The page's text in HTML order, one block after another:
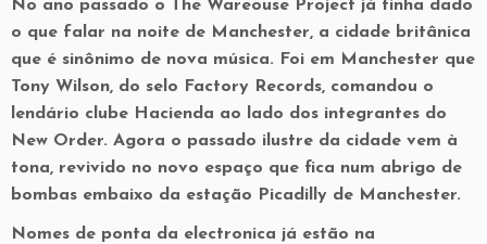
No ano passado o The Wareouse Project já tinha dado
o que falar na noite de Manchester, a cidade britânica
que é sinônimo de nova música. Foi em Manchester que
Tony Wilson, do selo Factory Records, comandou o
lendário clube Hacienda ao lado dos integrantes do
New Order. Agora o passado ilustre da cidade vem à
tona, revivido no novo espaço que fica num abrigo de
bombas embaixo da estação Picadilly de Manchester.
Nomes de ponta da electronica já estão na